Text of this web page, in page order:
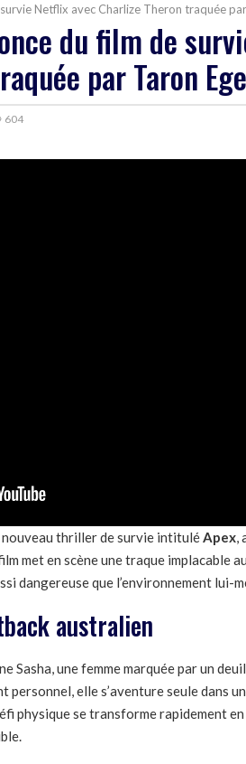
Netflix avec Charlize Theron traquée
du film de
par Taron
604
nouveau thriller de survie intituléApex,
met en scène une traque implacable
dangereuse que l’environnement lui-
australien
Sasha, une femme marquée par un
personnel, elle s’aventure seule dans
physique se transforme rapidement